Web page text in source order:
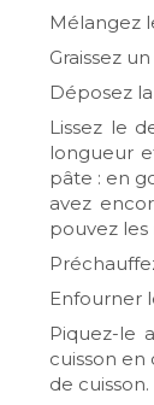
Mélangez
Graissez
Déposez
Lissez le
longueur
pâte : en
avez
pouvez les
Enfourner
Piquez-le
cuisson
de cuisson.